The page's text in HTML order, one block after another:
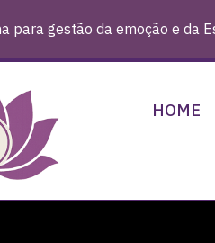
para gestão da emoção e da
HOME